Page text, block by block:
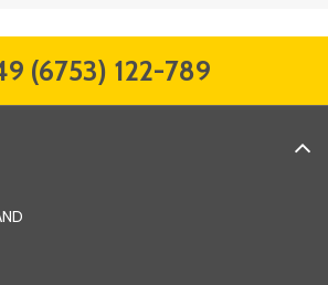
(6753) 122-789